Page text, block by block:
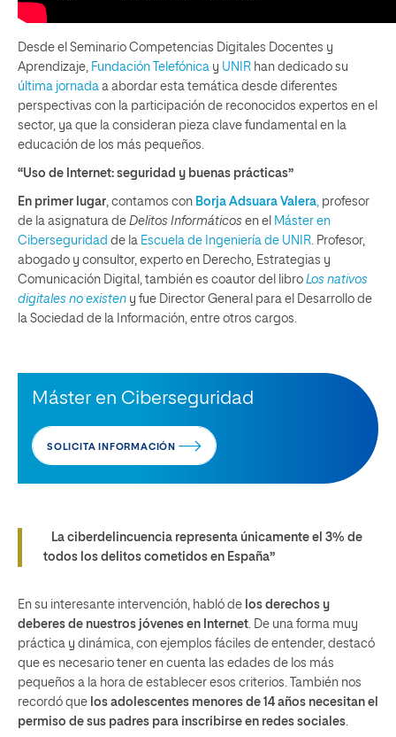
Desde el Seminario Competencias Digitales Docentes y
Aprendizaje, Fundación Telefónica y UNIR han dedicado su
última jornada a abordar esta temática desde diferentes
perspectivas con la participación de reconocidos expertos en el
sector, ya que la consideran pieza clave fundamental en la
educación de los más pequeños.
“Uso de Internet: seguridad y buenas prácticas”
En primer lugar , contamos con Borja Adsuara Valera profesor
de la asignatura de Delitos Informáticos en el Máster en
Ciberseguridad de la Escuela de Ingeniería de UNIR . Profesor,
abogado y consultor, experto en Derecho, Estrategias y
Comunicación Digital, también es coautor del libro Los nativos
digitales no existen y fue Director General para el Desarrollo de
la Sociedad de la Información, entre otros cargos.
Máster en Ciberseguridad
SOLICITA INFORMACIÓN
La ciberdelincuencia representa únicamente el 3% de
todos los delitos cometidos en España”
En su interesante intervención, habló de los derechos y
deberes de nuestros jóvenes en Internet . De una forma muy
práctica y dinámica, con ejemplos fáciles de entender, destacó
que es necesario tener en cuenta las edades de los más
pequeños a la hora de establecer esos criterios. También nos
recordó que los adolescentes menores de 14 años necesitan el
permiso de sus padres para inscribirse en redes sociales